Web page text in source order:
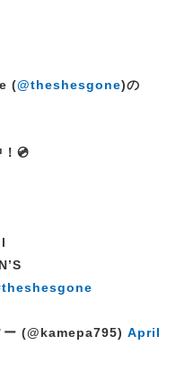
(@theshesgone)の
💿
(@kamepa795) April